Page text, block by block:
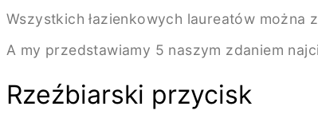
Wszystkich łazienkowych laureatów można
A my przedstawiamy 5 naszym zdaniem
Rzeźbiarski przycisk